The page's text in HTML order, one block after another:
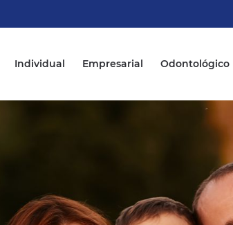
Individual Empresarial Odontológico